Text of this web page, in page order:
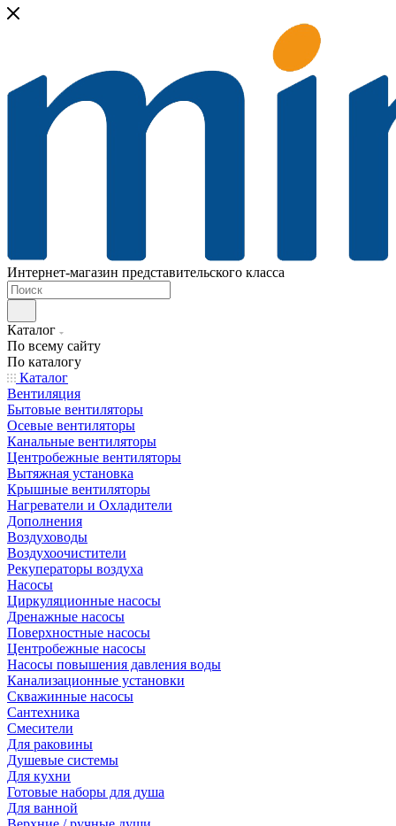
Интернет-магазин представительского класса
Каталог
По всему сайту
По каталогу
Каталог
Вентиляция
Бытовые вентиляторы
Осевые вентиляторы
Канальные вентиляторы
Центробежные вентиляторы
Вытяжная установка
Крышные вентиляторы
Нагреватели и Охладители
Дополнения
Воздуховоды
Воздухоочистители
Рекуператоры воздуха
Насосы
Циркуляционные насосы
Дренажные насосы
Поверхностные насосы
Центробежные насосы
Насосы повышения давления воды
Канализационные установки
Скважинные насосы
Сантехника
Смесители
Для раковины
Душевые системы
Для кухни
Готовые наборы для душа
Для ванной